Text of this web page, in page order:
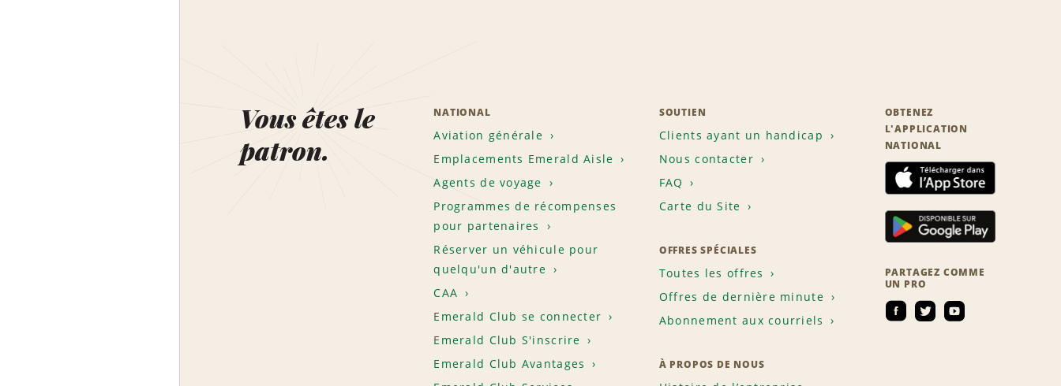
Vous êtes le
patron.
NATIONAL
Aviation générale
Emplacements Emerald Aisle
Agents de voyage
Programmes de récompenses
pour partenaires
Réserver un véhicule pour
quelqu'un d'autre
CAA
Emerald Club se connecter
Emerald Club S'inscrire
Emerald Club Avantages
SOUTIEN
Clients ayant un handicap
Nous contacter
FAQ
Carte du Site
OFFRES SPÉCIALES
Toutes les offres
Offres de dernière minute
Abonnement aux courriels
À PROPOS DE NOUS
OBTENEZ
L'APPLICATION
NATIONAL
PARTAGEZ COMME
UN PRO